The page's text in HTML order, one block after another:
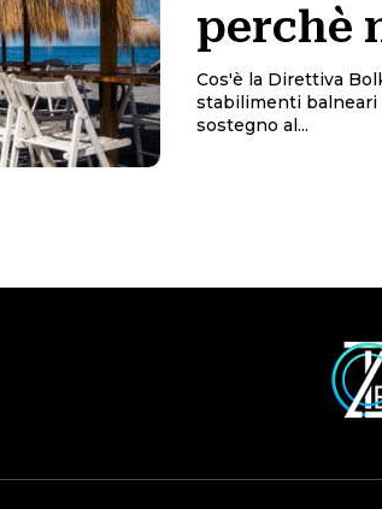
perchè
Cos'è la Direttiva
stabilimenti balneari
sostegno al...